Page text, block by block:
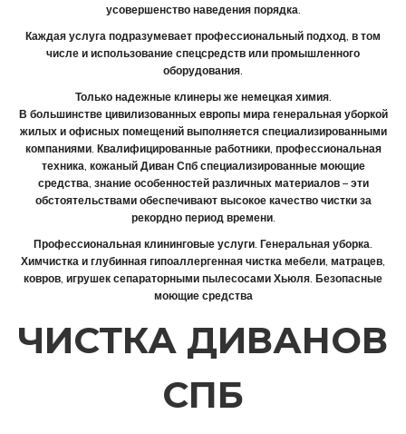
усовершенство наведения порядка.
Каждая услуга подразумевает профессиональный подход, в том
числе и использование спецсредств или промышленного
оборудования.
Только надежные клинеры же немецкая химия.
В большинстве цивилизованных европы мира генеральная уборкой
жилых и офисных помещений выполняется специализированными
компаниями. Квалифицированные работники, профессиональная
техника, кожаный Диван Спб специализированные моющие
средства, знание особенностей различных материалов – эти
обстоятельствами обеспечивают высокое качество чистки за
рекордно период времени.
Профессиональная клининговые услуги. Генеральная уборка.
Химчистка и глубинная гипоаллергенная чистка мебели, матрацев,
ковров, игрушек сепараторными пылесосами Хьюля. Безопасные
моющие средства
ЧИСТКА ДИВАНОВ
СПБ